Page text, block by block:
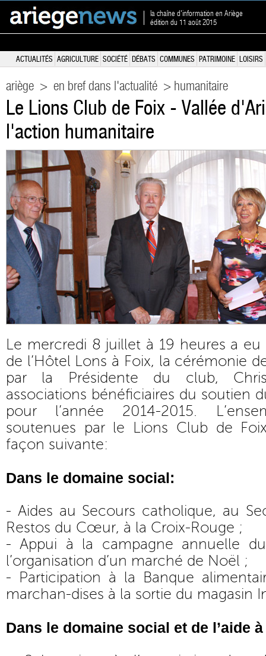
la chaîne d'information en Ariège
édition du 11 août 2015
ACTUALITÉS AGRICULTURE SOCIÉTÉ DÉBATS COMMUNES PATRIMOINE LOISIRS
ariège > en bref dans l'actualité > humanitaire
Le Lions Club de Foix - Vallée
l'action humanitaire
Le mercredi 8 juillet à 19 heures a eu
de l’Hôtel Lons à Foix, la cérémonie
par la Présidente du club,
associations bénéficiaires du soutien
pour l’année 2014-2015.
soutenues par le Lions Club de
façon suivante:
Dans le domaine social:
- Aides au Secours catholique, au
Restos du Cœur, à la Croix-Rouge ;
- Appui à la campagne annuelle
l’organisation d’un marché de Noël ;
- Participation à la Banque
marchan-dises à la sortie du magasin
Dans le domaine social et de l’aide à